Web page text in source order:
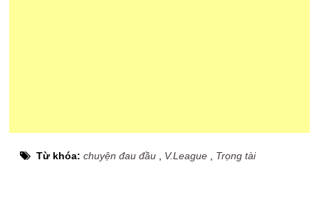
Từ khóa:chuyện đau đầu V.League Trọng tài